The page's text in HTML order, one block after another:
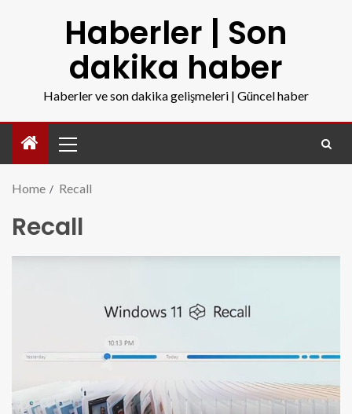
Haberler | Son
dakika haber
Haberler ve son dakika gelişmeleri | Güncel haber
Home Recall
Recall